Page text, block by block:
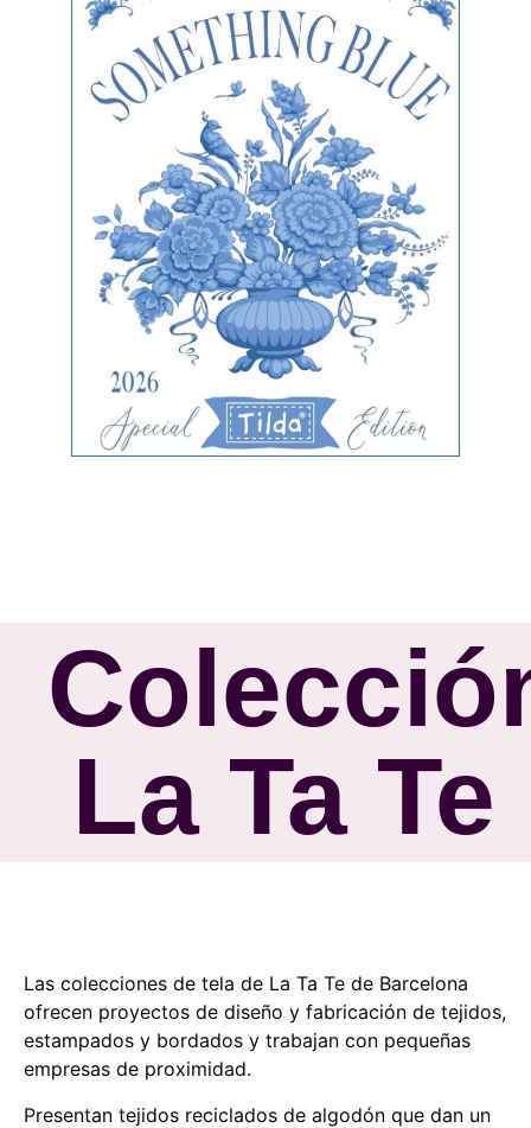
La Ta Te
Las colecciones de tela de La Ta Te de Barcelona
ofrecen proyectos de diseño y fabricación de tejidos,
estampados y bordados y trabajan con pequeñas
empresas de proximidad.
Presentan tejidos reciclados de algodón que dan un